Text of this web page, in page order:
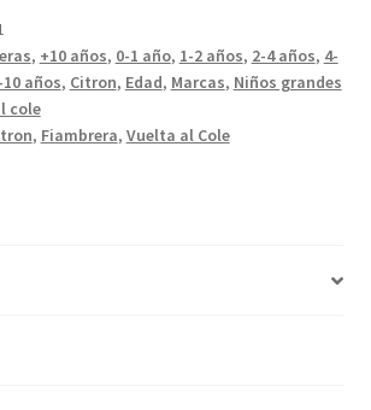
, +10 años, 0-1 año, 1-2 años, 2-4 años, 4-
10 años, Citron, Edad, Marcas, Niños grandes
cole
, Fiambrera, Vuelta al Cole